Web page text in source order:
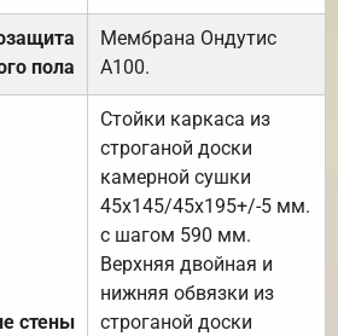
пола
Мембрана Ондутис
А100.
стены
Стойки каркаса из
строганой доски
камерной сушки
45х145/45х195+/-5 мм.
с шагом 590 мм.
Верхняя двойная и
нижняя обвязки из
строганой доски